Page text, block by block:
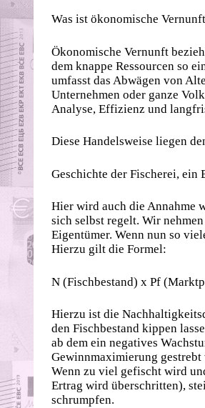
Was ist ökonomische
Ökonomische Vernunft
dem knappe Ressourcen so
umfasst das Abwägen von
Unternehmen oder ganze
Analyse, Effizienz und
Diese Handelsweise liegen
Geschichte der Fischerei,
Hier wird auch die Annahme
sich selbst regelt. Wir
Eigentümer. Wenn nun so
Hierzu gilt die Formel:
N (Fischbestand) x Pf
Hierzu ist die
den Fischbestand kippen
ab dem ein negatives
Gewinnmaximierung
Wenn zu viel gefischt wird
Ertrag wird überschritten),
schrumpfen.